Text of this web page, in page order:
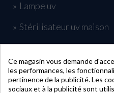
Lampe uv
Stérilisateur uv maison
Traitement uv piscine
INFORMATIONS
Ce magasin vous demande
les performances, les
pertinence de la publicité. Les
sociaux et à la publicité sont